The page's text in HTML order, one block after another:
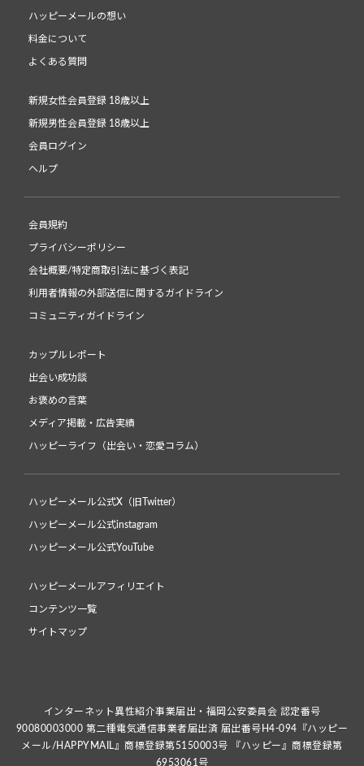
ハッピーメールの想い
料金について
よくある質問
新規女性会員登録 18歳以上
新規男性会員登録 18歳以上
会員ログイン
ヘルプ
会員規約
プライバシーポリシー
会社概要/特定商取引法に基づく表記
利用者情報の外部送信に関するガイドライン
コミュニティガイドライン
カップルレポート
出会い成功談
お褒めの言葉
メディア掲載・広告実績
ハッピーライフ（出会い・恋愛コラム）
ハッピーメール公式X（旧Twitter）
ハッピーメール公式instagram
ハッピーメール公式YouTube
ハッピーメールアフィリエイト
コンテンツ一覧
サイトマップ
インターネット異性紹介事業届出・福岡公安委員会 認定番号
90080003000 第二種電気通信事業者届出済 届出番号H4-094『ハッピー
メール/HAPPYMAIL』商標登録第5150003号 『ハッピー』商標登録第
6953061号